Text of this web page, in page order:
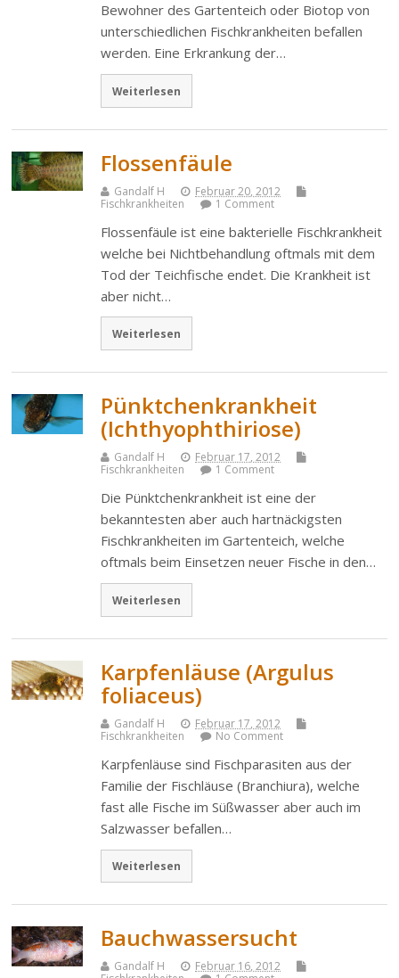
Bewohner des Gartenteich oder Biotop von
unterschiedlichen Fischkrankheiten befallen
werden. Eine Erkrankung der…
Weiterlesen
Flossenfäule
Gandalf H
Februar 20, 2012
Fischkrankheiten
1 Comment
Flossenfäule ist eine bakterielle Fischkrankheit
welche bei Nichtbehandlung oftmals mit dem
Tod der Teichfische endet. Die Krankheit ist
aber nicht…
Weiterlesen
Pünktchenkrankheit
(Ichthyophthiriose)
Gandalf H
Februar 17, 2012
Fischkrankheiten
1 Comment
Die Pünktchenkrankheit ist eine der
bekanntesten aber auch hartnäckigsten
Fischkrankheiten im Gartenteich, welche
oftmals beim Einsetzen neuer Fische in den…
Weiterlesen
Karpfenläuse (Argulus
foliaceus)
Gandalf H
Februar 17, 2012
Fischkrankheiten
No Comment
Karpfenläuse sind Fischparasiten aus der
Familie der Fischläuse (Branchiura), welche
fast alle Fische im Süßwasser aber auch im
Salzwasser befallen…
Weiterlesen
Bauchwassersucht
Gandalf H
Februar 16, 2012